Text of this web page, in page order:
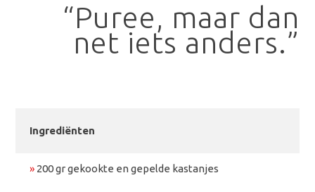
“Puree, maar dan
net iets anders.”
Ingrediënten
» 200 gr gekookte en gepelde kastanjes